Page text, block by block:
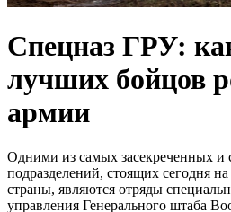
Спецназ ГРУ:
лучших бойцов
армии
Одними из самых засекреченных и
подразделений, стоящих сегодня
страны, являются отряды
управления Генерального штаба